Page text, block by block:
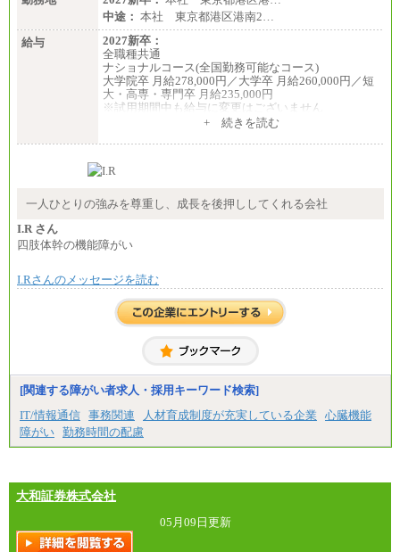
中途： 本社 東京都港区港南2…
給与
2027新卒：
全職種共通
ナショナルコース(全国勤務可能なコース)
大学院卒 月給278,000円／大学卒 月給260,000円／短
大・高専・専門卒 月給235,000円
※試用期間中も給与に変更はございません
大学院卒 月給264,000円／大学卒 月給250,000円／短
※試用期間中も給与に変更はございません
月給：250,000円～400,000円
+ 続きを読む
一人ひとりの強みを尊重し、成長を後押ししてくれる会社
I.R さん
四肢体幹の機能障がい
I.Rさんのメッセージを読む
[関連する障がい者求人・採用キーワード検索]
IT/情報通信 事務関連 人材育成制度が充実している企業
心臓機能
障がい 勤務時間の配慮
大和証券株式会社
05月09日更新